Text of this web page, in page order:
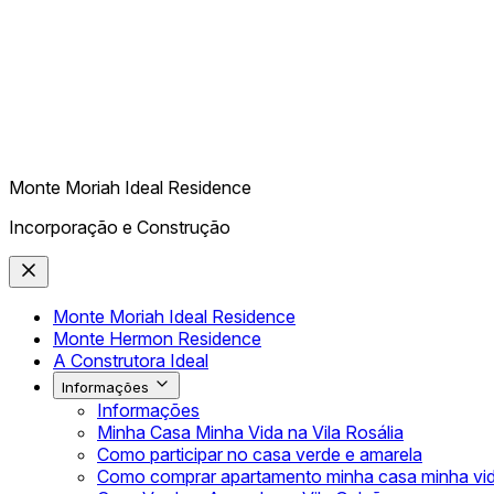
Monte Moriah Ideal Residence
Incorporação e Construção
Monte Moriah Ideal Residence
Monte Hermon Residence
A Construtora Ideal
Informações
Informações
Minha Casa Minha Vida na Vila Rosália
Como participar no casa verde e amarela
Como comprar apartamento minha casa minha